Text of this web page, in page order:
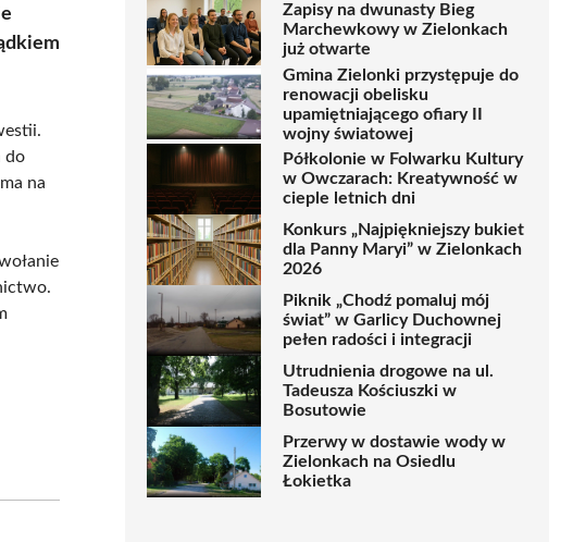
do
na
Zapisy na dwunasty Bieg
Marchewkowy w Zielonkach
już otwarte
Gmina Zielonki przystępuje do
renowacji obelisku
upamiętniającego ofiary II
wojny światowej
Półkolonie w Folwarku Kultury
w Owczarach: Kreatywność w
cieple letnich dni
Konkurs „Najpiękniejszy bukiet
dla Panny Maryi” w Zielonkach
2026
Piknik „Chodź pomaluj mój
świat” w Garlicy Duchownej
pełen radości i integracji
Utrudnienia drogowe na ul.
Tadeusza Kościuszki w
Bosutowie
Przerwy w dostawie wody w
Zielonkach na Osiedlu
Łokietka